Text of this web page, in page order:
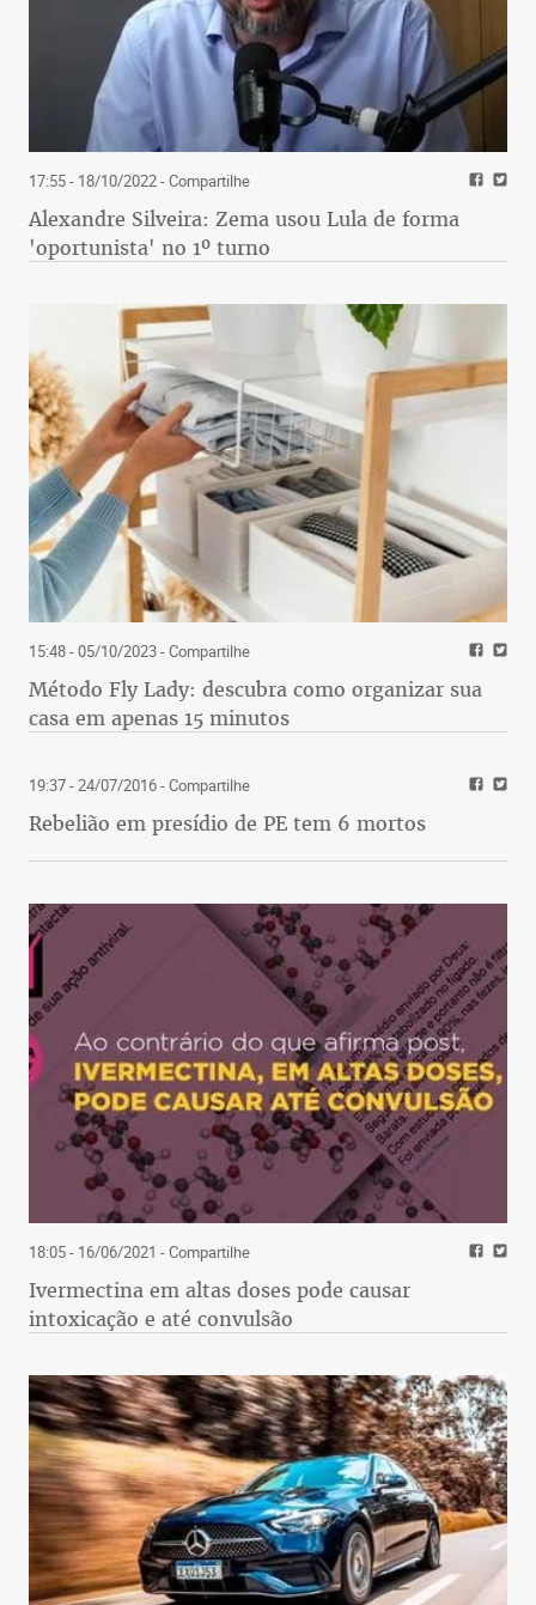
17:55 - 18/10/2022- Compartilhe
Alexandre Silveira: Zema usou Lula de forma
'oportunista' no 1º turno
15:48 - 05/10/2023- Compartilhe
Método Fly Lady: descubra como organizar sua
casa em apenas 15 minutos
19:37 - 24/07/2016- Compartilhe
Rebelião em presídio de PE tem 6 mortos
18:05 - 16/06/2021 - Compartilhe
Ivermectina em altas doses pode causar
intoxicação e até convulsão